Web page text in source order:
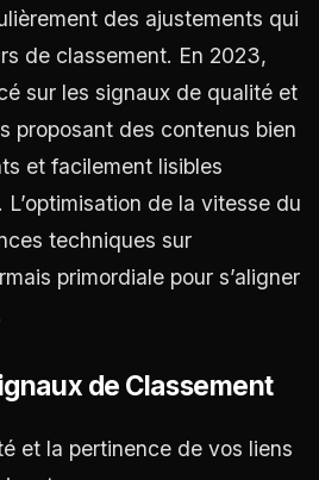
des ajustements qui
de classement. En 2023,
sur les signaux de qualité et
proposant des contenus bien
et facilement lisibles
de la vitesse du
techniques sur
primordiale pour s’aligner
de Classement
et la pertinence de vos liens